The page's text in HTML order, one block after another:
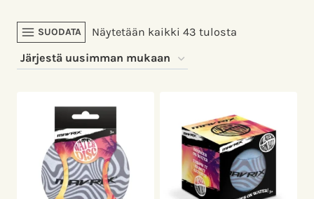
SUODATA Näytetään kaikki 43 tulosta